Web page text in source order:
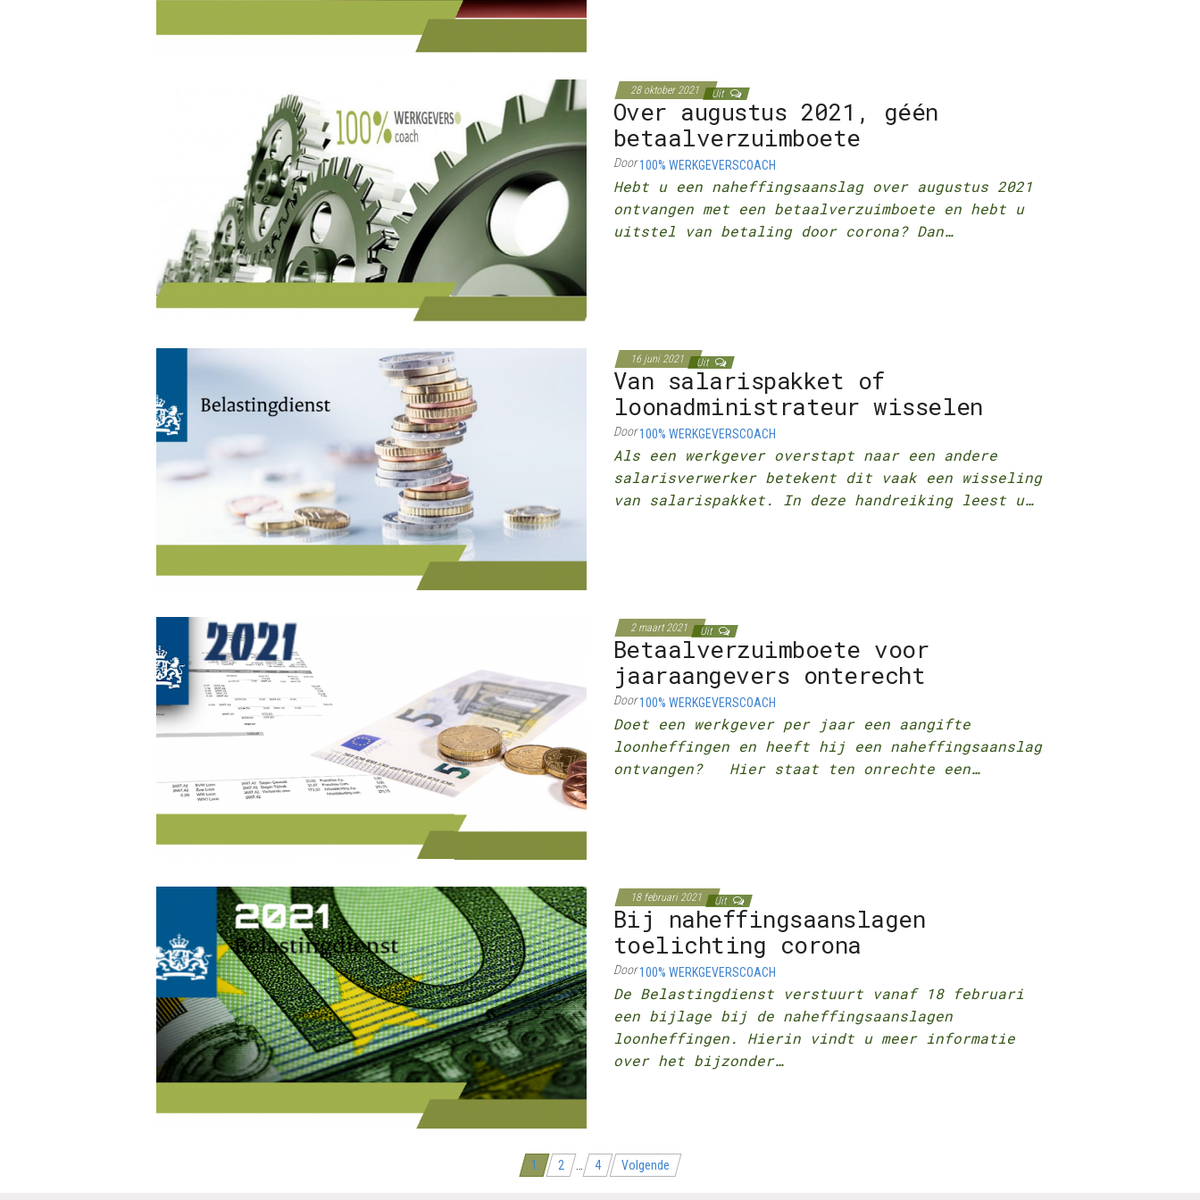
28 oktober 2021 Uit
Over augustus 2021, géén
betaalverzuimboete
Door100% WERKGEVERSCOACH
Hebt u een naheffingsaanslag over augustus 2021
ontvangen met een betaalverzuimboete en hebt u
uitstel van betaling door corona? Dan…
16 juni 2021 Uit
Van salarispakket of
loonadministrateur wisselen
Door100% WERKGEVERSCOACH
Als een werkgever overstapt naar een andere
salarisverwerker betekent dit vaak een wisseling
van salarispakket. In deze handreiking leest u…
2 maart 2021 Uit
Betaalverzuimboete voor
jaaraangevers onterecht
Door100% WERKGEVERSCOACH
Doet een werkgever per jaar een aangifte
loonheffingen en heeft hij een naheffingsaanslag
ontvangen? Hier staat ten onrechte een…
18 februari 2021 Uit
Bij naheffingsaanslagen
toelichting corona
Door100% WERKGEVERSCOACH
De Belastingdienst verstuurt vanaf 18 februari
een bijlage bij de naheffingsaanslagen
loonheffingen. Hierin vindt u meer informatie
over het bijzonder…
1 2 4 Volgende